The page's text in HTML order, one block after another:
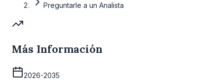
Preguntarle a un Analista
Más Información
2026-2035